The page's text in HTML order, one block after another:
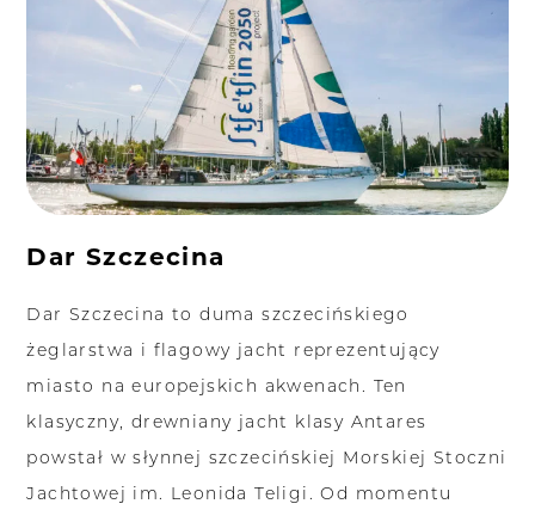
Dar Szczecina
Dar Szczecina to duma szczecińskiego
żeglarstwa i flagowy jacht reprezentujący
miasto na europejskich akwenach. Ten
klasyczny, drewniany jacht klasy Antares
powstał w słynnej szczecińskiej Morskiej Stoczni
Jachtowej im. Leonida Teligi. Od momentu